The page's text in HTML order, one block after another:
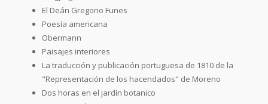
El Deán Gregorio Funes
Poesía americana
Obermann
Paisajes interiores
La traducción y publicación portuguesa de 1810 de la
"Representación de los hacendados" de Moreno
Dos horas en el jardín botanico